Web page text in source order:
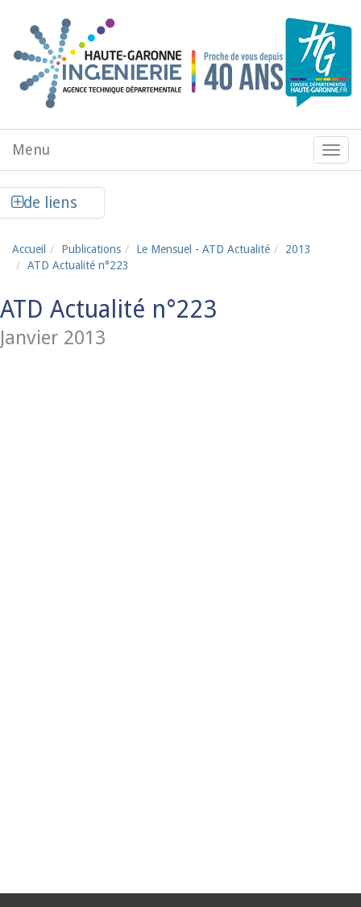
Menu
de
Menu
de liens
Accueil Publications Le Mensuel - ATD Actualité
2013
ATD Actualité n°223
ATD Actualité n°223
Janvier 2013